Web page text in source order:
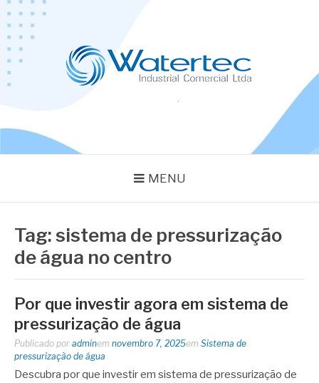
Pular
para
conteúdo
MENU
Tag:sistema de pressurização
de água no centro
Por que investir agora em sistema de
pressurização de água
Publicado por adminem novembro 7, 2025em Sistema de
pressurização de água
Descubra por que investir em sistema de pressurização de